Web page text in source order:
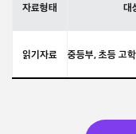
자료형태 대
읽기자료 중등부, 초등 고